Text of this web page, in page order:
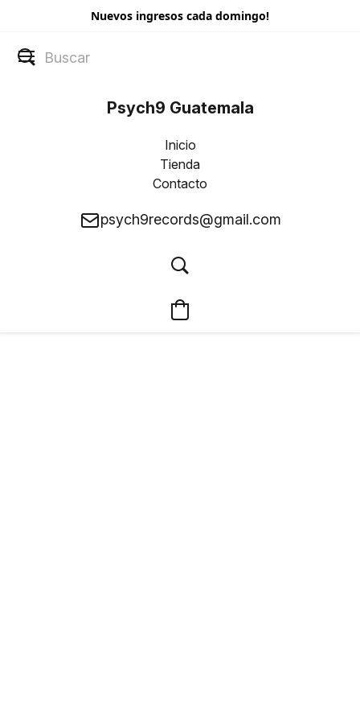
Nuevos ingresos cada domingo!
Psych9 Guatemala
Inicio
Tienda
Contacto
psych9records@gmail.com